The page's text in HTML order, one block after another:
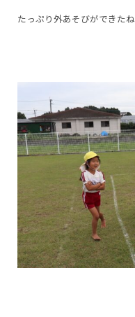
たっぷり外あそびができたね